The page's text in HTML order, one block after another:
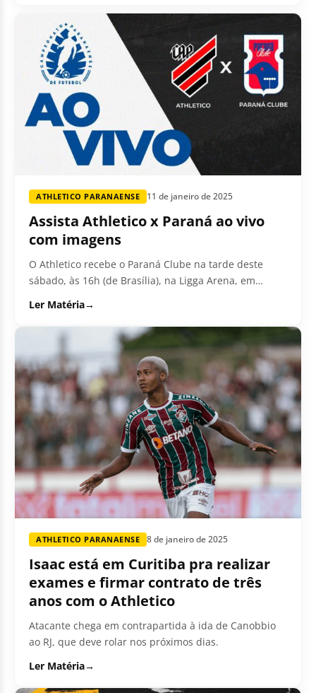
ATHLETICO PARANAENSE 11 de janeiro de 2025
Assista Athletico x Paraná ao vivo
com imagens
O Athletico recebe o Paraná Clube na tarde deste
sábado, às 16h (de Brasília), na Ligga Arena, em
Ler Matéria→
ATHLETICO PARANAENSE 8 de janeiro de 2025
Isaac está em Curitiba pra realizar
exames e firmar contrato de três
anos com o Athletico
Atacante chega em contrapartida à ida de Canobbio
ao RJ, que deve rolar nos próximos dias.
Ler Matéria→